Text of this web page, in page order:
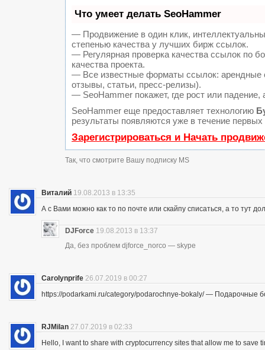
Что умеет делать SeoHammer
— Продвижение в один клик,
степенью качества у лучших бирж ссылок.
— Регулярная проверка качества ссылок по
качества проекта.
— Все известные форматы ссылок: арендные
отзывы, статьи, пресс-релизы).
— SeoHammer покажет, где рост или
SeoHammer еще предоставляет технологию
результаты появляются уже в течение первых
Зарегистрироваться и Начать
Так, что смотрите Вашу подписку MS
Виталий 19.08.2013 в 13:35
А с Вами можно как то по почте или скайпу списаться, а то тут
DJForce 19.08.2013 в 13:37
Да, без проблем djforce_norco — skype
Carolynprife 26.07.2019 в 00:27
https://podarkami.ru/category/podarochnye-bokaly/ — Подарочные
RJMilan 27.07.2019 в 02:33
Hello, I want to share with cryptocurrency sites that allow me to save